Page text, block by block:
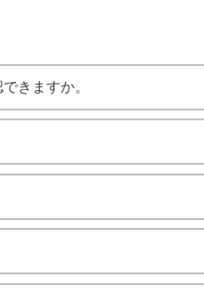
きますか。